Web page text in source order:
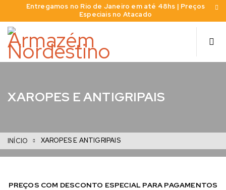
Entregamos no Rio de Janeiro em até 48hs | Preços
Especiais no Atacado
XAROPES E ANTIGRIPAIS
INÍCIO XAROPES E ANTIGRIPAIS
PREÇOS COM DESCONTO ESPECIAL PARA PAGAMENTOS